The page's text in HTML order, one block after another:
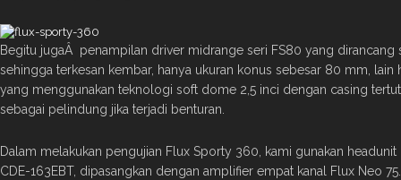
Begitu jugaÂ penampilan driver midrange seri FS80 yang dirancang
sehingga terkesan kembar, hanya ukuran konus sebesar 80 mm,
yang menggunakan teknologi soft dome 2,5 inci dengan casing
sebagai pelindung jika terjadi benturan.
Dalam melakukan pengujian Flux Sporty 360, kami gunakan
CDE-163EBT, dipasangkan dengan amplifier empat kanal Flux Neo